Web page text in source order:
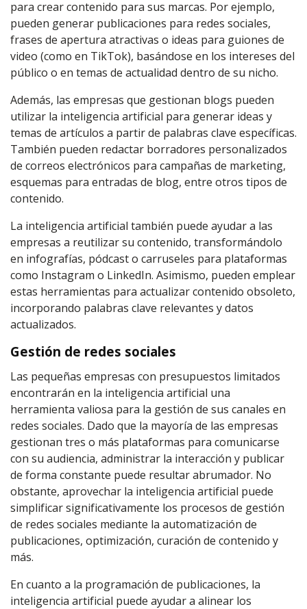
para crear contenido para sus marcas. Por ejemplo,
pueden generar publicaciones para redes sociales,
frases de apertura atractivas o ideas para guiones de
video (como en TikTok), basándose en los intereses del
público o en temas de actualidad dentro de su nicho.
Además, las empresas que gestionan blogs pueden
utilizar la inteligencia artificial para generar ideas y
temas de artículos a partir de palabras clave específicas.
También pueden redactar borradores personalizados
de correos electrónicos para campañas de marketing,
esquemas para entradas de blog, entre otros tipos de
contenido.
La inteligencia artificial también puede ayudar a las
empresas a reutilizar su contenido, transformándolo
en infografías, pódcast o carruseles para plataformas
como Instagram o LinkedIn. Asimismo, pueden emplear
estas herramientas para actualizar contenido obsoleto,
incorporando palabras clave relevantes y datos
actualizados.
Gestión de redes sociales
Las pequeñas empresas con presupuestos limitados
encontrarán en la inteligencia artificial una
herramienta valiosa para la gestión de sus canales en
redes sociales. Dado que la mayoría de las empresas
gestionan tres o más plataformas para comunicarse
con su audiencia, administrar la interacción y publicar
de forma constante puede resultar abrumador. No
obstante, aprovechar la inteligencia artificial puede
simplificar significativamente los procesos de gestión
de redes sociales mediante la automatización de
publicaciones, optimización, curación de contenido y
más.
En cuanto a la programación de publicaciones, la
inteligencia artificial puede ayudar a alinear los